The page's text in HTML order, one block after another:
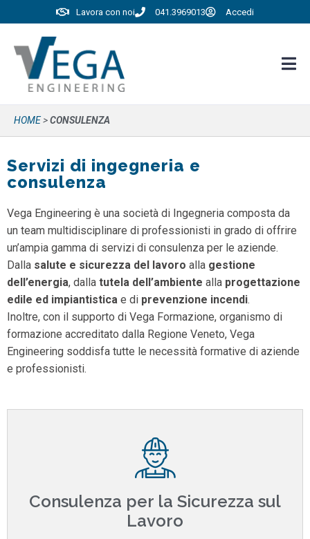
Lavora con noi 041.3969013 Accedi
HOME>CONSULENZA
Servizi di ingegneria e
consulenza
Vega Engineering è una società di Ingegneria composta da
un team multidisciplinare di professionisti in grado di offrire
un’ampia gamma di servizi di consulenza per le aziende.
Dalla salute e sicurezza del lavoro alla gestione
dell’energia, dalla tutela dell’ambiente alla progettazione
edile ed impiantistica e di prevenzione incendi.
Inoltre, con il supporto di Vega Formazione, organismo di
formazione accreditato dalla Regione Veneto, Vega
Engineering soddisfa tutte le necessità formative di aziende
e professionisti.
Consulenza per la Sicurezza sul
Lavoro